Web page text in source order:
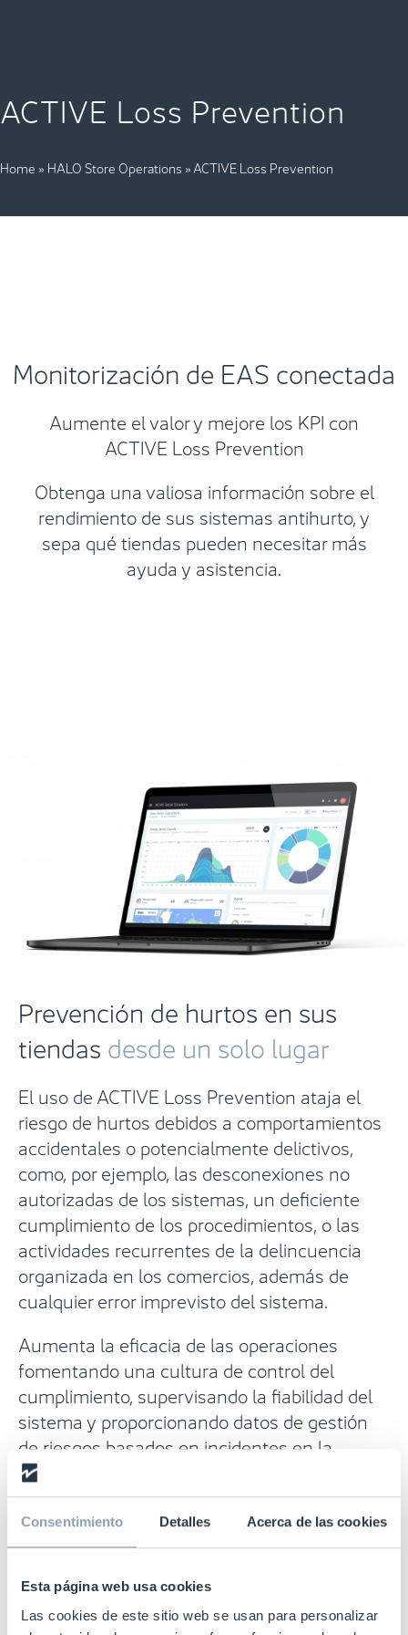
Consentimiento Detalles Acerca de las cookies
Esta página web usa cookies
Las cookies de este sitio web se usan para personalizar
ACTIVE Loss Prevention
Home » HALO Store Operations »ACTIVE Loss Prevention
Monitorización de EAS conectada
Aumente el valor y mejore los KPI con
ACTIVE Loss Prevention
Obtenga una valiosa información sobre el
rendimiento de sus sistemas antihurto, y
sepa qué tiendas pueden necesitar más
ayuda y asistencia.
Prevención de hurtos en sus
tiendas desde un solo lugar
El uso de ACTIVE Loss Prevention ataja el
riesgo de hurtos debidos a comportamientos
accidentales o potencialmente delictivos,
como, por ejemplo, las desconexiones no
autorizadas de los sistemas, un deficiente
cumplimiento de los procedimientos, o las
actividades recurrentes de la delincuencia
organizada en los comercios, además de
cualquier error imprevisto del sistema.
Aumenta la eficacia de las operaciones
fomentando una cultura de control del
cumplimiento, supervisando la fiabilidad del
sistema y proporcionando datos de gestión
de riesgos basados en incidentes en la
tienda, para hacer posible una mejor
caracterización del riesgo a la hora de tomar
decisiones.